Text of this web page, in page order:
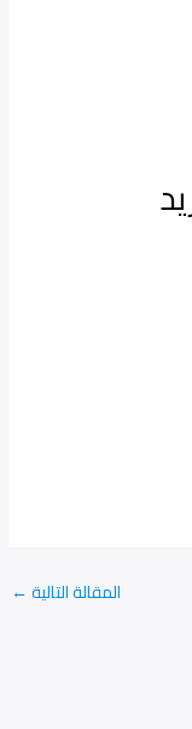
المقالة التالية←